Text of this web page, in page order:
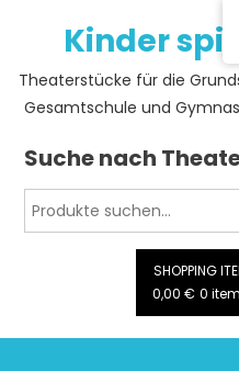
Kinder
Theaterstücke für die
Gesamtschule und
Suche nach
Suche
nach:
SHOPPING
0,00 € 0